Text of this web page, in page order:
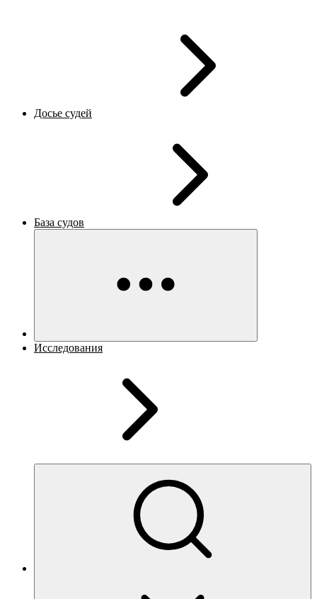
Досье судей
База судов
Исследования